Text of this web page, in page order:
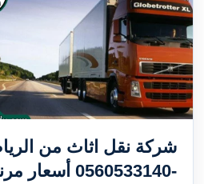
شركة نقل اثاث من
-0560533140